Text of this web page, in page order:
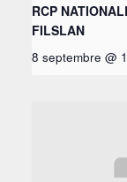
RCP
FILSLAN
8 septembre @